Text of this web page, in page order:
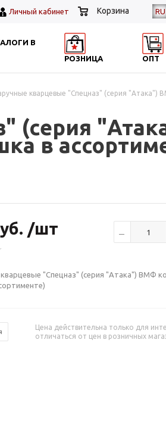
RU
Личный кабинет Корзина
В
РОЗНИЦА ОПТ
кварцевые "Спецназ" (серия "Атака")
(серия
в
/шт
"Спецназ" (серия "Атака") ВМФ
Цена действительна только для
отличаться от цен в розничных